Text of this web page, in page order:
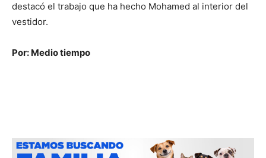
destacó el trabajo que ha hecho Mohamed al interior del
vestidor.
Por: Medio tiempo